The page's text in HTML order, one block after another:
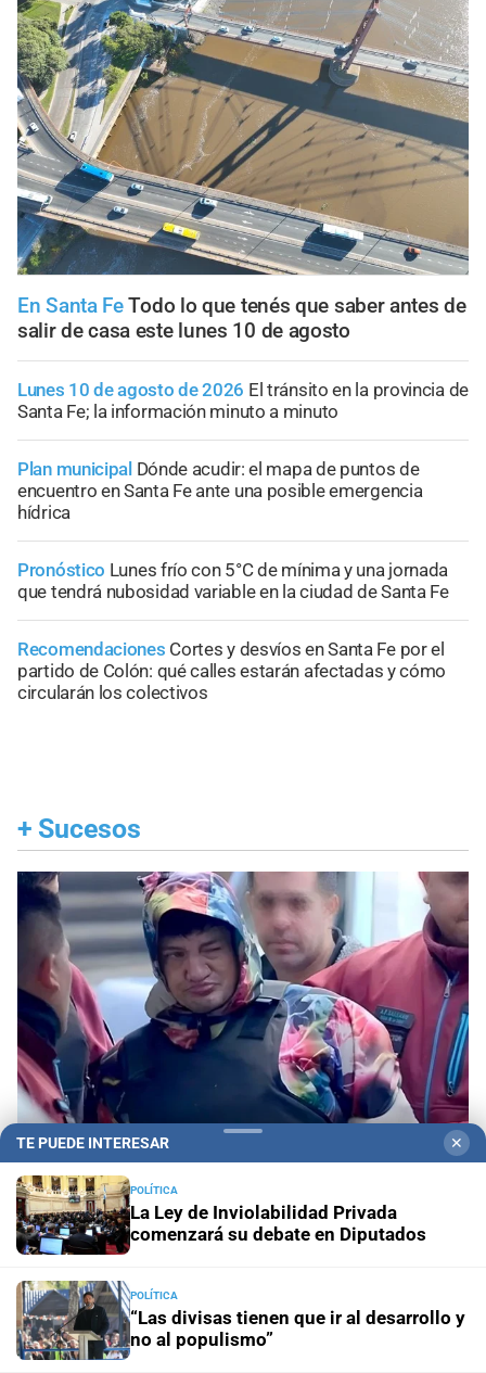
En Santa FeTodo lo que tenés que saber antes de
salir de casa este lunes 10 de agosto
Lunes 10 de agosto de 2026 El tránsito en la provincia de
Santa Fe; la información minuto a minuto
Plan municipal Dónde acudir: el mapa de puntos de
encuentro en Santa Fe ante una posible emergencia
hídrica
Pronóstico Lunes frío con 5°C de mínima y una jornada
que tendrá nubosidad variable en la ciudad de Santa Fe
Recomendaciones Cortes y desvíos en Santa Fe por el
partido de Colón: qué calles estarán afectadas y cómo
circularán los colectivos
+ Sucesos
Ocho años después Este lunes comienza el juicio
a Pity Álvarez: de qué se lo acusa
Segundo caso fatal Murió un nene de tres años tras ser
atacado por un pitbull en Córdoba
Santa Fe ciudad
TE PUEDE INTERESAR ✕
POLÍTICA
La Ley de Inviolabilidad Privada
comenzará su debate en Diputados
POLÍTICA
“Las divisas tienen que ir al desarrollo y
no al populismo”